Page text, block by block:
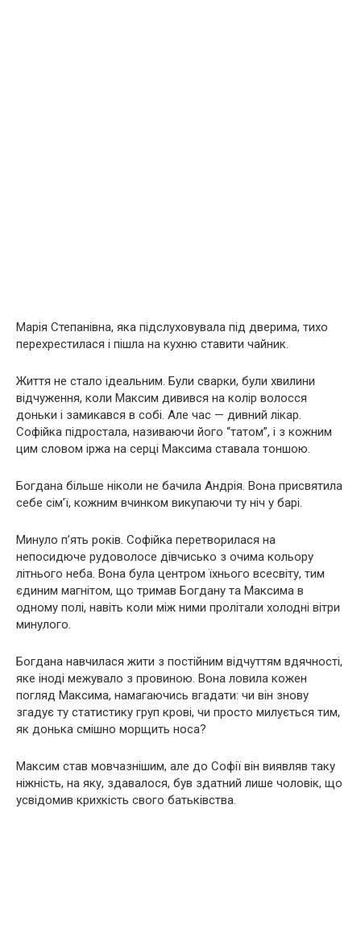
Марія Степанівна, яка підслуховувала під дверима, тихо
перехрестилася і пішла на кухню ставити чайник.
Життя не стало ідеальним. Були сварки, були хвилини
відчуження, коли Максим дивився на колір волосся
доньки і замикався в собі. Але час — дивний лікар.
Софійка підростала, називаючи його “татом”, і з кожним
цим словом іржа на серці Максима ставала тоншою.
Богдана більше ніколи не бачила Андрія. Вона присвятила
себе сім’ї, кожним вчинком викупаючи ту ніч у барі.
Минуло п’ять років. Софійка перетворилася на
непосидюче рудоволосе дівчисько з очима кольору
літнього неба. Вона була центром їхнього всесвіту, тим
єдиним магнітом, що тримав Богдану та Максима в
одному полі, навіть коли між ними пролітали холодні вітри
минулого.
Богдана навчилася жити з постійним відчуттям вдячності,
яке іноді межувало з провиною. Вона ловила кожен
погляд Максима, намагаючись вгадати: чи він знову
згадує ту статистику груп крові, чи просто милується тим,
як донька смішно морщить носа?
Максим став мовчазнішим, але до Софії він виявляв таку
ніжність, на яку, здавалося, був здатний лише чоловік, що
усвідомив крихкість свого батьківства.